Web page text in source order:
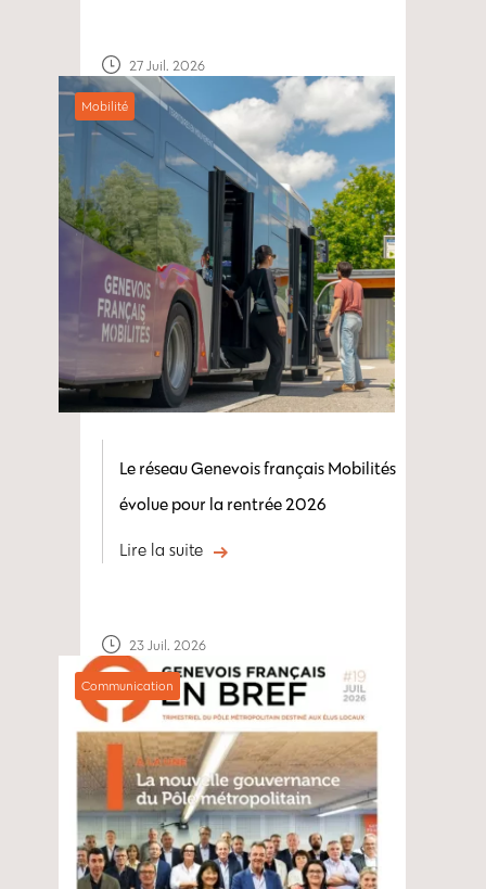
27 Juil. 2026
Mobilité
Le réseau Genevois français Mobilités
évolue pour la rentrée 2026
Lire la suite
23 Juil. 2026
Communication